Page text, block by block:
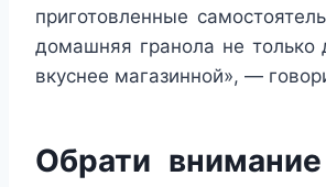
приготовленные
домашняя гранола не только
вкуснее магазинной», —
Обрати